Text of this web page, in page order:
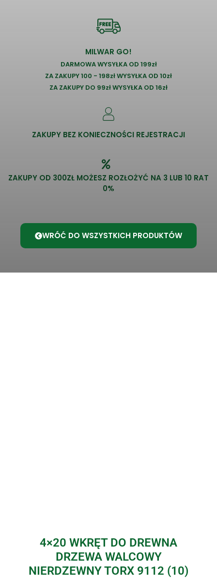
MILWAR GO!
DARMOWA WYSYŁKA OD 199zł
ZA ZAKUPY 100 - 198zł WYSYŁKA OD 10zł
ZA ZAKUPY DO 99zł WYSYŁKA OD 16zł
ZAKUPY BEZ KONIECZNOŚCI REJESTRACJI
ZAKUPY OD 300ZŁ MOŻESZ ROZŁOŻYĆ NA 3 LUB 10 RAT
0%
WRÓĆ DO WSZYSTKICH PRODUKTÓW
4×20 WKRĘT DO DREWNA
DRZEWA WALCOWY
NIERDZEWNY TORX 9112 (10)